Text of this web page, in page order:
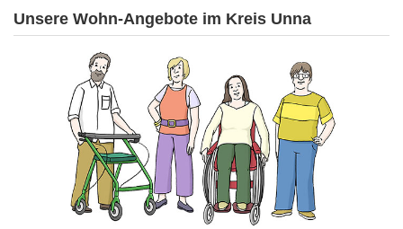
Unsere Wohn-Angebote im Kreis Unna